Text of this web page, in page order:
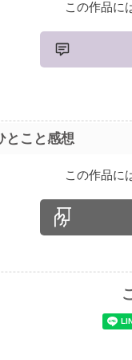
この作品に
とこと感想
この作品に